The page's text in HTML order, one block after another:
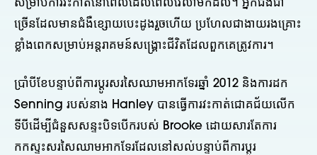
សម្រាប់ការវះកាត់នៅពេលដែលពេលវេលាមកដល់។ អ្នកជំងឺជា
ច្រើនដែលមានជំងឺខ្សោយបេះដូងរួចហើយ ប្រហែលជាងាយរងគ្រោះ
ខ្លាំងពេកសម្រាប់អន្តរាគមន៍សង្គ្រោះជីវិតដែលពួកគេត្រូវការ។
ប្រាំបីខែបន្ទាប់ពីការប្តូរសរសៃឈាមអាកទែរឆ្នាំ 2012 និងការដក
Senning របស់នាង Hanley បានធ្វើការវះកាត់ជោគជ័យលើក
ទីបីដើម្បីជំនួសសន្ទះបិទបើករបស់ Brooke ដោយសារតែការ
កកស្ទះសរសៃឈាមអាកទែរដែលនៅសល់បន្ទាប់ពីការប្តូរ